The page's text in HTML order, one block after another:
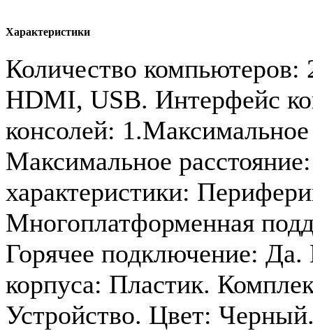
Характеристики
Количество
HDMI, USB. Интерфейс
консолей:
Максимальное
характеристики:
Многоплатформенная
Горячее подключение:
корпуса: Пластик.
Устройство. Цвет: